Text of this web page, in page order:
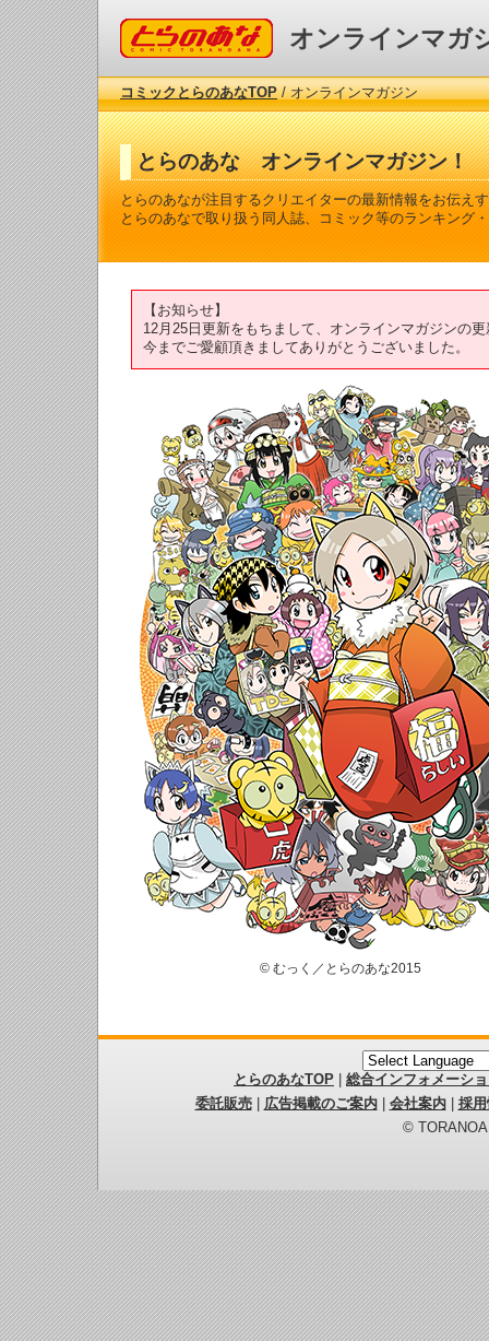
コミックとらのあな オンラインマガ
コミックとらのあなTOP/ オンラインマガジン
とらのあな オンラインマガジン！
とらのあなが注目するクリエイターの最新情報をお伝え
とらのあなで取り扱う同人誌、コミック等のランキング
【お知らせ】
12月25日更新をもちまして、オンラインマガジンの
今までご愛顧頂きましてありがとうございました。
© むっく／とらのあな2015
とらのあなTOP
総合インフォメーシ
委託販売| 広告掲載のご案内| 会社案内| 採
©